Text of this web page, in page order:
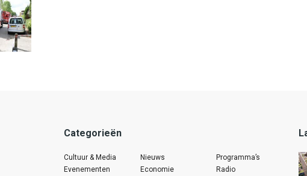
Categorieën
Cultuur & Media
Evenementen
Nieuws
Economie
Programma’s
Radio